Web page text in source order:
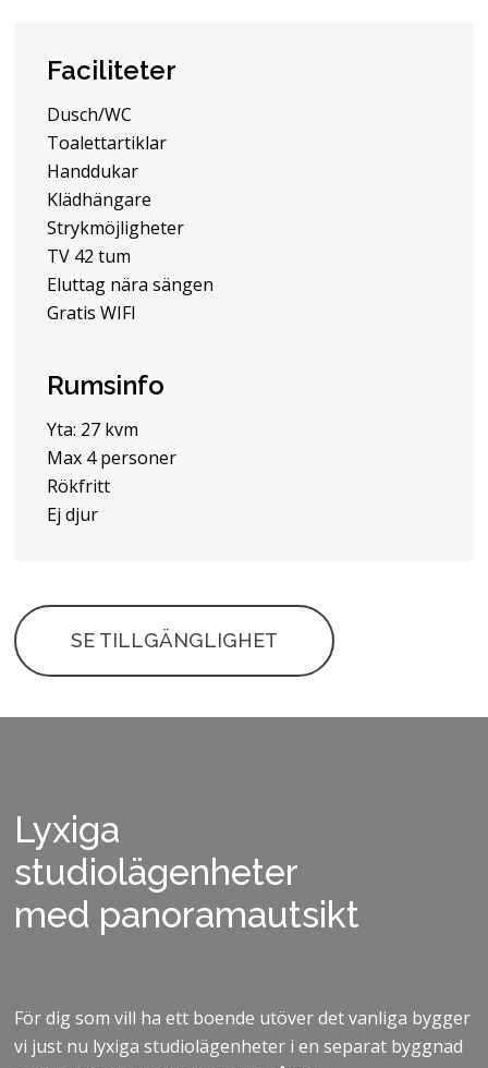
Faciliteter
Dusch/WC
Toalettartiklar
Handdukar
Klädhängare
Strykmöjligheter
TV 42 tum
Eluttag nära sängen
Gratis WIFI
Rumsinfo
Yta: 27 kvm
Max 4 personer
Rökfritt
Ej djur
SE TILLGÄNGLIGHET
Lyxiga
studiolägenheter
med panoramautsikt
För dig som vill ha ett boende utöver det vanliga bygger
vi just nu lyxiga studiolägenheter i en separat byggnad